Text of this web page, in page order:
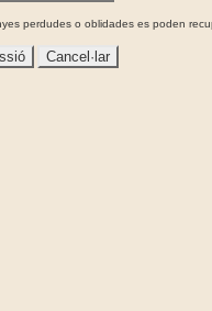
perdudes o oblidades es poden